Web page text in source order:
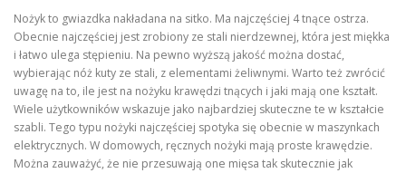
Nożyk to gwiazdka nakładana na sitko. Ma najczęściej 4 tnące ostrza.
Obecnie najczęściej jest zrobiony ze stali nierdzewnej, która jest miękka
i łatwo ulega stępieniu. Na pewno wyższą jakość można dostać,
wybierając nóż kuty ze stali, z elementami żeliwnymi. Warto też zwrócić
uwagę na to, ile jest na nożyku krawędzi tnących i jaki mają one kształt.
Wiele użytkowników wskazuje jako najbardziej skuteczne te w kształcie
szabli. Tego typu nożyki najczęściej spotyka się obecnie w maszynkach
elektrycznych. W domowych, ręcznych nożyki mają proste krawędzie.
Można zauważyć, że nie przesuwają one mięsa tak skutecznie jak